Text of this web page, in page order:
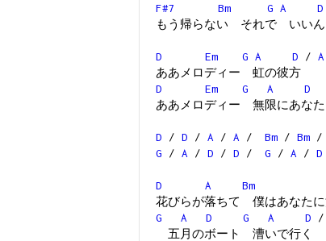
F#7
Bm G A D
もう帰らない それで いい
D Em G A D / A
ああメロディー 虹の彼方
D
Em G A D
ああメロディー 無限にあなた
D / D / A / A / Bm / Bm /
G / A / D / D / G / A / D
D A Bm
花びらが落ちて 僕はあなたに
G
A D G A D /
五月のボート 漕いで行く